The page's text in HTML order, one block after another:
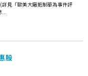
見「歐美大廠抵制華為事件評
...
股